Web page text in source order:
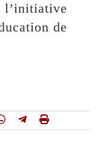
l’initiative
de